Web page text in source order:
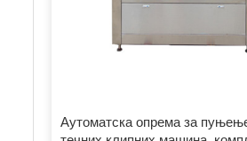
Аутоматска опрема за